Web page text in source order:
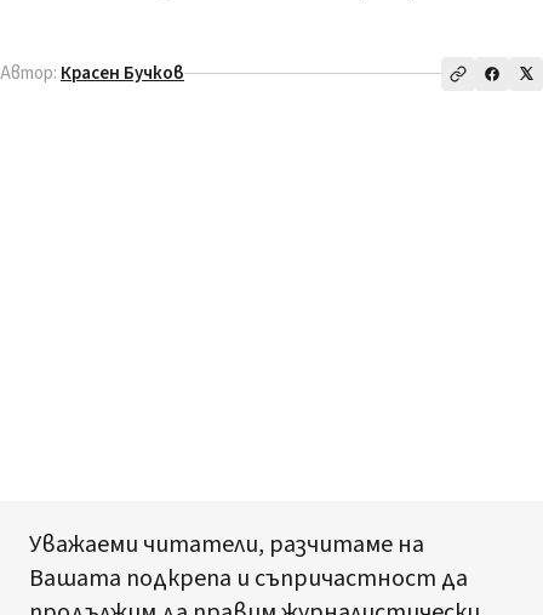
Автор: Красен Бучков
Уважаеми читатели, разчитаме на
Вашата подкрепа и съпричастност да